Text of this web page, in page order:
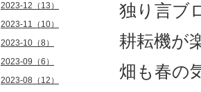
独り言ブ
耕耘機が
畑も春の
2023-12（13）
2023-11（10）
2023-10（8）
2023-09（6）
2023-08（12）